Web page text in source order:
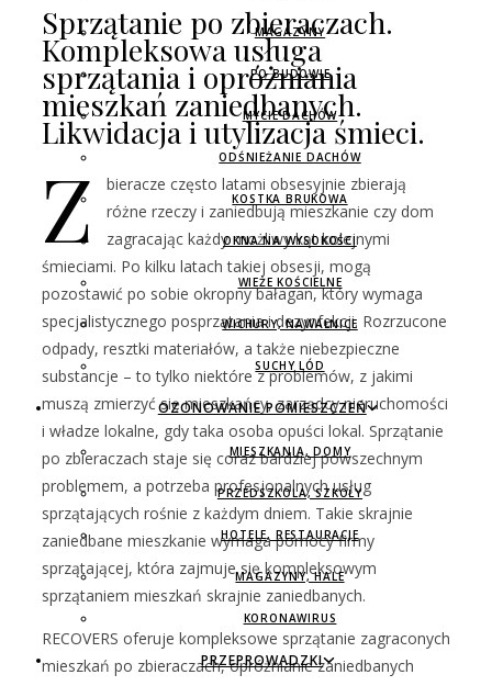
MAGAZYNY
PO BUDOWIE
MYCIE DACHÓW
ODŚNIEŻANIE DACHÓW
KOSTKA BRUKOWA
OKNA NA WYSOKOŚCI
WIEŻE KOŚCIELNE
WICHURY, NAWAŁNICE
SUCHY LÓD
OZONOWANIE POMIESZCZEŃ
MIESZKANIA, DOMY
PRZEDSZKOLA, SZKOŁY
HOTELE, RESTAURACJE
MAGAZYNY, HALE
KORONAWIRUS
PRZEPROWADZKI
Sprzątanie po zbieraczach.
Kompleksowa usługa
sprzątania i opróżniania
mieszkań zaniedbanych.
Likwidacja i utylizacja śmieci.
Z
bieracze często latami obsesyjnie zbierają
różne rzeczy i zaniedbują mieszkanie czy dom
zagracając każdy możliwy kąt kolejnymi
śmieciami. Po kilku latach takiej obsesji, mogą
pozostawić po sobie okropny bałagan, który wymaga
specjalistycznego posprzątania i dezynfekcji. Rozrzucone
odpady, resztki materiałów, a także niebezpieczne
substancje – to tylko niektóre z problemów, z jakimi
muszą zmierzyć się mieszkańcy, zarządcy nieruchomości
i władze lokalne, gdy taka osoba opuści lokal. Sprzątanie
po zbieraczach staje się coraz bardziej powszechnym
problemem, a potrzeba profesjonalnych usług
sprzątających rośnie z każdym dniem. Takie skrajnie
zaniedbane mieszkanie wymaga pomocy firmy
sprzątającej, która zajmuje się kompleksowym
sprzątaniem mieszkań skrajnie zaniedbanych.
RECOVERS oferuje kompleksowe sprzątanie zagraconych
mieszkań po zbieraczach, opróżnianie zaniedbanych